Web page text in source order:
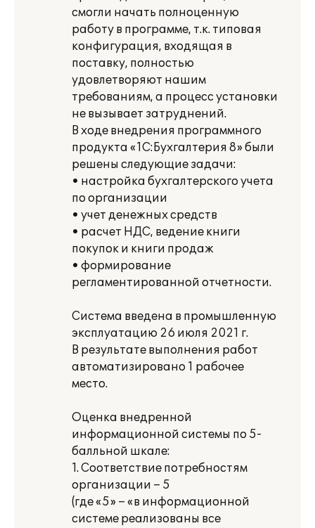
смогли начать полноценную
работу в программе, т.к. типовая
конфигурация, входящая в
поставку, полностью
удовлетворяют нашим
требованиям, а процесс установки
не вызывает затруднений.
В ходе внедрения программного
продукта «1С:Бухгалтерия 8» были
решены следующие задачи:
• настройка бухгалтерского учета
по организации
• учет денежных средств
• расчет НДС, ведение книги
покупок и книги продаж
• формирование
регламентированной отчетности.
Система введена в промышленную
эксплуатацию 26 июля 2021 г.
В результате выполнения работ
автоматизировано 1 рабочее
место.
Оценка внедренной
информационной системы по 5-
балльной шкале:
1. Соответствие потребностям
организации – 5
(где «5» – «в информационной
системе реализованы все